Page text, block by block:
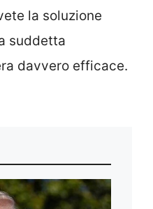
la soluzione
suddetta
davvero efficace.